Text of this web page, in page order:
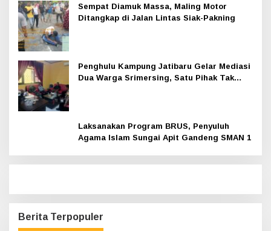
Sempat Diamuk Massa, Maling Motor
Ditangkap di Jalan Lintas Siak-Pakning
Penghulu Kampung Jatibaru Gelar Mediasi
Dua Warga Srimersing, Satu Pihak Tak
Laksanakan Program BRUS, Penyuluh
Agama Islam Sungai Apit Gandeng SMAN 1
Berita Terpopuler